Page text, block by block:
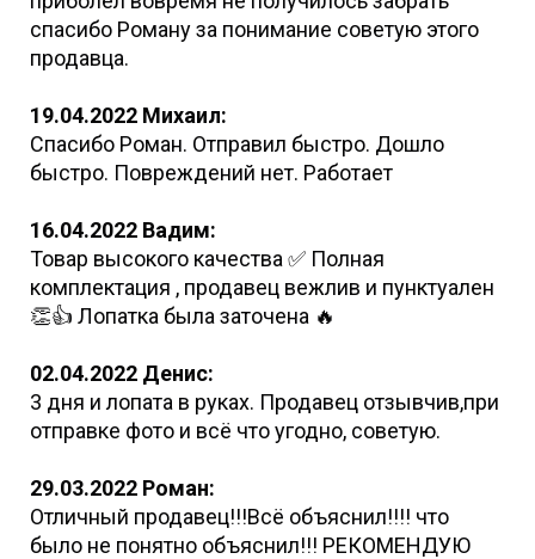
спасибо Роману за понимание советую этого
продавца.
19.04.2022 Михаил:
Спасибо Роман. Отправил быстро. Дошло
быстро. Повреждений нет. Работает
16.04.2022 Вадим:
Товар высокого качества ✅ Полная
комплектация , продавец вежлив и пунктуален
👏👍 Лопатка была заточена 🔥
02.04.2022 Денис:
3 дня и лопата в руках. Продавец отзывчив,при
отправке фото и всё что угодно, советую.
29.03.2022 Роман:
Отличный продавец!!!Всё объяснил!!!! что
было не понятно объяснил!!! РЕКОМЕНДУЮ